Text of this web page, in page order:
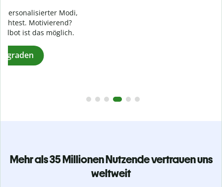
Stelle mit der Plagiatsprüfung sicher, dass dein Text zu 100
% original ist. Analysiere deine Arbeit in Sekundenschnelle
und finde fehlende Quellenangaben in über 100 Sprachen.
Mehr als 35 Millionen Nutzende vertrauen uns
weltweit